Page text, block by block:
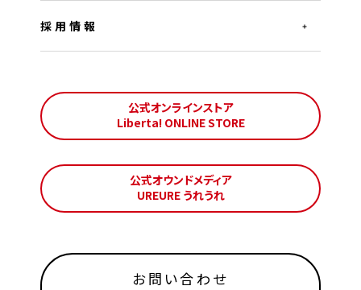
採用情報
公式オンラインストア
Liberta! ONLINE STORE
公式オウンドメディア
UREURE うれうれ
お問い合わせ